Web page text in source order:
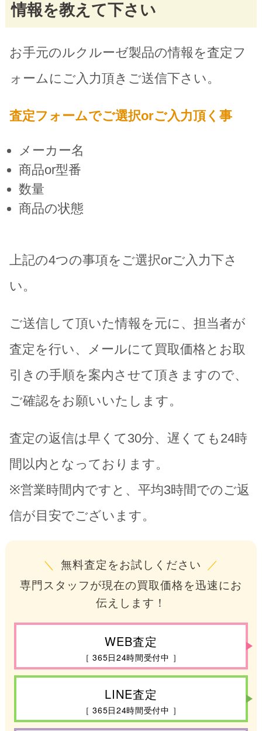
情報を教えて下さい
お手元のルクルーゼ製品の情報を査定フ
ォームにご入力頂きご送信下さい。
査定フォームでご選択orご入力頂く事
メーカー名
商品or型番
数量
商品の状態
上記の4つの事項をご選択orご入力下さ
い。
ご送信して頂いた情報を元に、担当者が
査定を行い、メールにて買取価格とお取
引きの手順を案内させて頂きますので、
ご確認をお願いいたします。
査定の返信は早くて30分、遅くても24時
間以内となっております。
※営業時間内ですと、平均3時間でのご返
信が目安でございます。
＼ 無料査定をお試しください ／
専門スタッフが現在の買取価格を迅速にお
伝えします！
WEB査定
［ 365日24時間受付中 ］
LINE査定
［ 365日24時間受付中 ］